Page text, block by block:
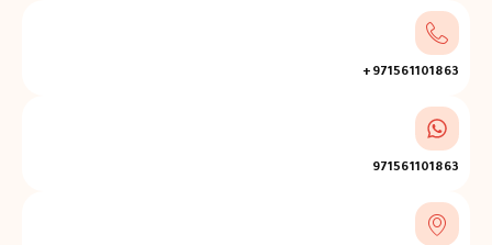
971561101863+
971561101863